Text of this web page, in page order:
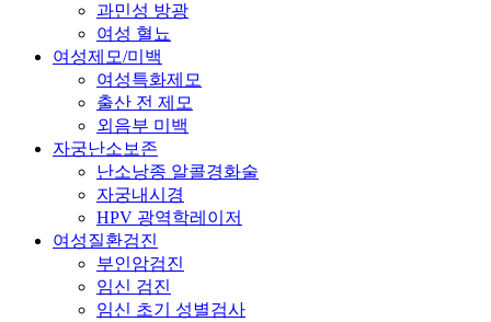
과민성 방광
여성 혈뇨
여성제모/미백
여성특화제모
출산 전 제모
외음부 미백
자궁난소보존
난소낭종 알콜경화술
자궁내시경
HPV 광역학레이저
여성질환검진
부인암검진
임신 검진
임신 초기 성별검사